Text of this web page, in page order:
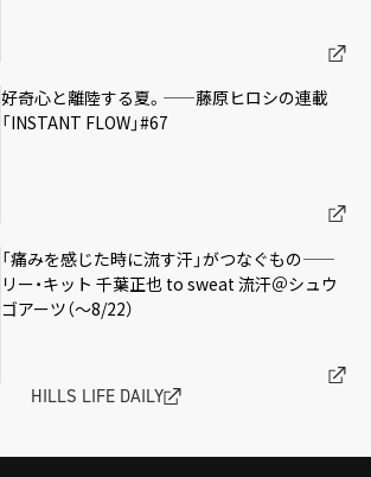
好奇心と離陸する夏。——藤原ヒロシの連載
「INSTANT FLOW」#67
「痛みを感じた時に流す汗」がつなぐもの——
リー・キット 千葉正也 to sweat 流汗＠シュウ
ゴアーツ（〜8/22）
HILLS LIFE DAILY